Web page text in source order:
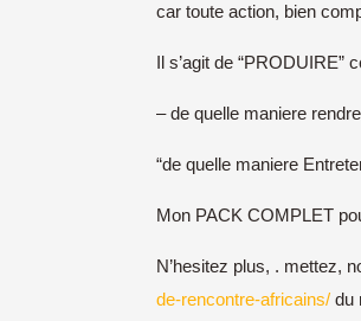
car toute action, bien
Il s’agit de
– de quelle maniere
“de quelle maniere
Mon PACK COMPLET
N’hesitez plus, . mettez,
de-rencontre-africains/ du